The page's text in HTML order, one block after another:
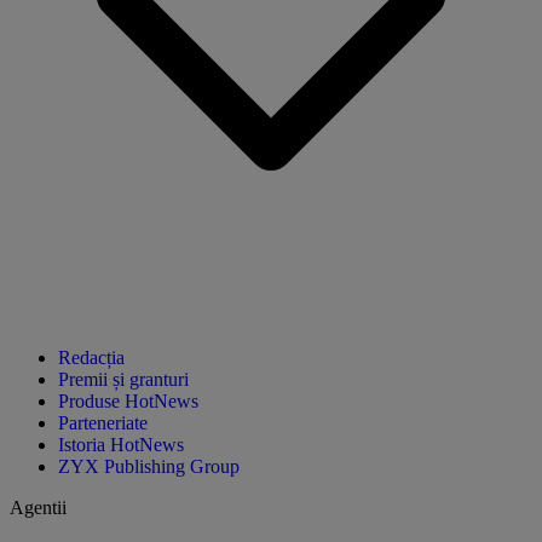
Redacția
Premii și granturi
Produse HotNews
Parteneriate
Istoria HotNews
ZYX Publishing Group
Agentii